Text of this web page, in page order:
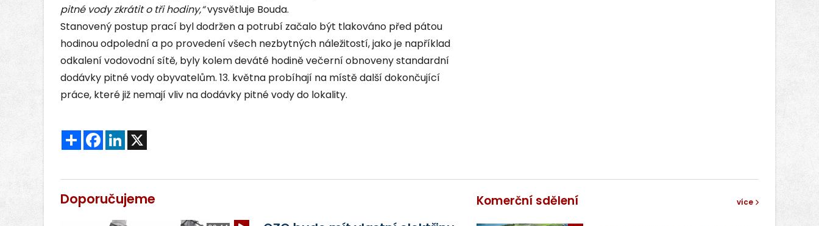
pitné vody zkrátit o tři hodiny,“vysvětluje Bouda.
Stanovený postup prací byl dodržen a potrubí začalo být tlakováno před pátou
hodinou odpolední a po provedení všech nezbytných náležitostí, jako je například
odkalení vodovodní sítě, byly kolem deváté hodině večerní obnoveny standardní
dodávky pitné vody obyvatelům. 13. května probíhají na místě další dokončující
práce, které již nemají vliv na dodávky pitné vody do lokality.
Sdílet FacebookLinkedIn
Doporučujeme Komerční sdělení více